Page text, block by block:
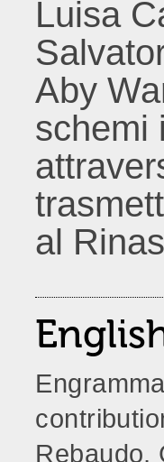
Luisa
Aby
schemi
al
Rebaudo,